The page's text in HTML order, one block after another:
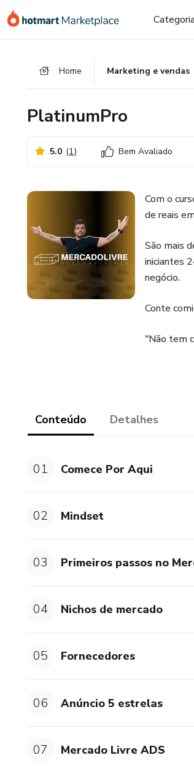
para
para
para
Home Marketing e vendas
PlatinumPro
5.0 (1) Bem Avaliado
Com o
de reais
São mais
iniciantes
negócio.
Conte
"Não tem
Conteúdo Detalhes
01 Comece Por Aqui
02 Mindset
03 Primeiros passos no
04 Nichos de mercado
05 Fornecedores
06 Anúncio 5 estrelas
07 Mercado Livre ADS